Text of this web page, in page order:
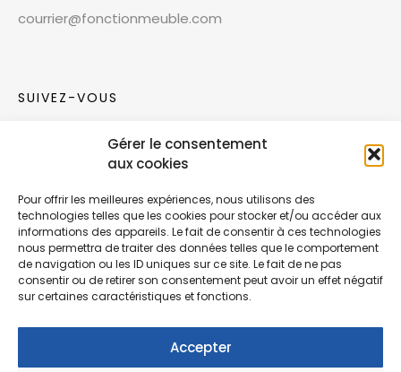
Gérer le consentement
aux cookies
Pour offrir les meilleures expériences, nous utilisons des
technologies telles que les cookies pour stocker et/ou accéder aux
informations des appareils. Le fait de consentir à ces technologies
nous permettra de traiter des données telles que le comportement
de navigation ou les ID uniques sur ce site. Le fait de ne pas
consentir ou de retirer son consentement peut avoir un effet négatif
sur certaines caractéristiques et fonctions.
Accepter
courrier@fonctionmeuble.com
SUIVEZ-VOUS
Rejoignez notre communauté sur les réseaux
Nouvelles collections, vie de l’équipe ou
inspirations : soyez informés de nos dernières
actualités.